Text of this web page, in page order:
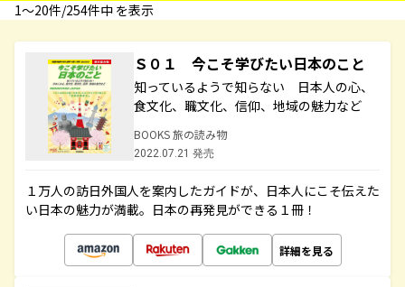
1〜20件/254件中 を表示
Ｓ０１ 今こそ学びたい日本のこと
知っているようで知らない 日本人の心、
食文化、職文化、信仰、地域の魅力など
BOOKS 旅の読み物
2022.07.21 発売
１万人の訪日外国人を案内したガイドが、日本人にこそ伝えた
い日本の魅力が満載。日本の再発見ができる１冊！
詳細を見る